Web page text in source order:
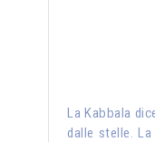
La Kabbala
dalle stelle.